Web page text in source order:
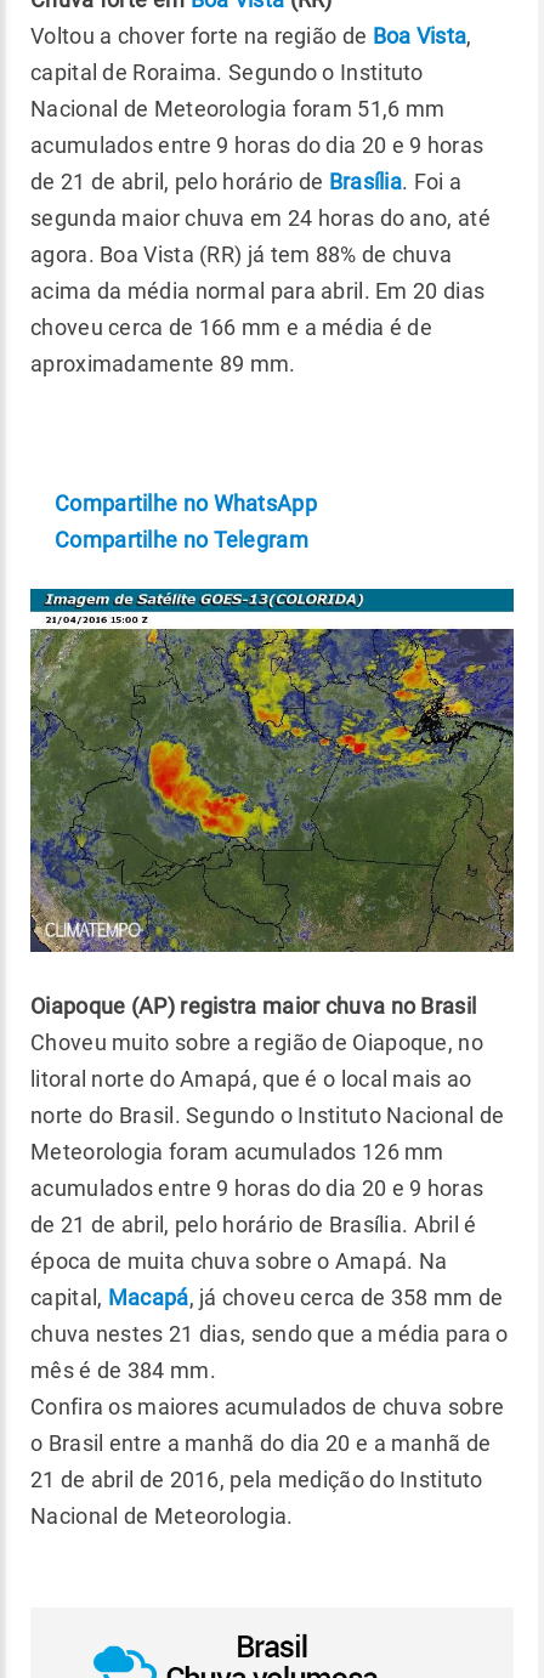
Voltou a chover forte na região de Boa Vista,
capital de Roraima. Segundo o Instituto
Nacional de Meteorologia foram 51,6 mm
acumulados entre 9 horas do dia 20 e 9 horas
de 21 de abril, pelo horário de Brasília. Foi a
segunda maior chuva em 24 horas do ano, até
agora. Boa Vista (RR) já tem 88% de chuva
acima da média normal para abril. Em 20 dias
choveu cerca de 166 mm e a média é de
aproximadamente 89 mm.
Compartilhe no WhatsApp
Compartilhe no Telegram
Oiapoque (AP) registra maior chuva no Brasil
Choveu muito sobre a região de Oiapoque, no
litoral norte do Amapá, que é o local mais ao
norte do Brasil. Segundo o Instituto Nacional de
Meteorologia foram acumulados 126 mm
acumulados entre 9 horas do dia 20 e 9 horas
de 21 de abril, pelo horário de Brasília. Abril é
época de muita chuva sobre o Amapá. Na
capital, Macapá, já choveu cerca de 358 mm de
chuva nestes 21 dias, sendo que a média para o
mês é de 384 mm.
Confira os maiores acumulados de chuva sobre
o Brasil entre a manhã do dia 20 e a manhã de
21 de abril de 2016, pela medição do Instituto
Nacional de Meteorologia.